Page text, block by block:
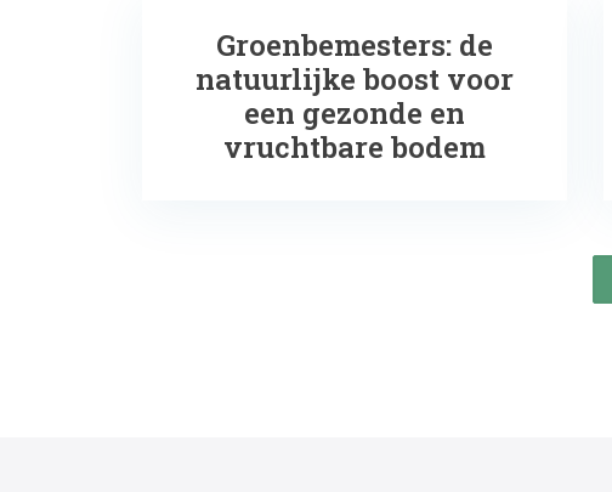
Groenbemesters: de
natuurlijke boost voor
een gezonde en
vruchtbare bodem